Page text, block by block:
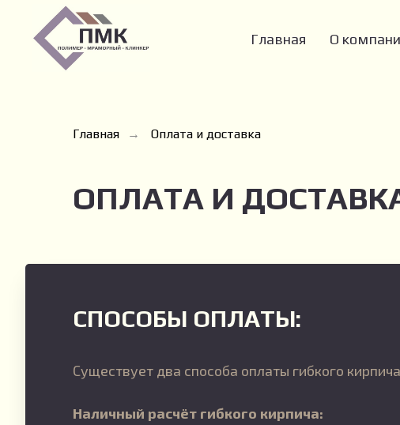
Главная О
Главная → Оплата и доставка
ОПЛАТА И
СПОСОБЫ ОПЛАТЫ:
Существует два способа оплаты гибкого
Наличный расчёт гибкого кирпича: